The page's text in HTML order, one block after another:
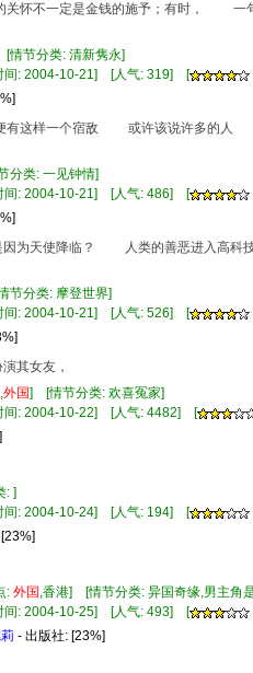
不一定是金钱的施予；有时， 一
节分类: 清新隽永]
间: 2004-10-21] [人气: 319] [
这样一个宿敌 或许该说许多的人
分类: 一见钟情]
间: 2004-10-21] [人气: 486] [
为天使降临？ 人类的善恶进入高科技
节分类: 摩登世界]
间: 2004-10-21] [人气: 526] [
其女友，
外国] [情节分类: 欢喜冤家]
间: 2004-10-22] [人气: 4482] [
: ]
间: 2004-10-24] [人气: 194] [
[23%]
: 外国 ,香港] [情节分类: 异国奇缘,男主角
间: 2004-10-25] [人气: 493] [
- 出版社: [23%]